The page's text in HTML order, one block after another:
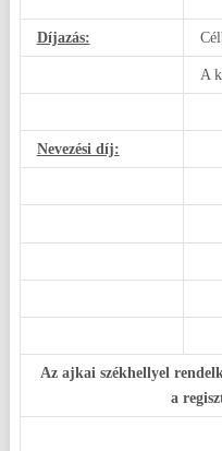
Díjazás:
A
Nevezési díj:
Az ajkai székhellyel
a